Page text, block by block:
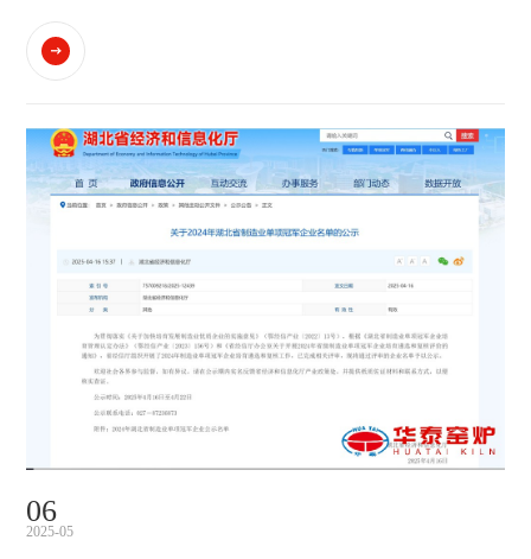
的，对温差和防落赃要求特别高，这是我们华泰窑炉为其专门设
计定制的，燃气焙烧电子真空管壳技术在国内一直保持第一...
06
2025-05